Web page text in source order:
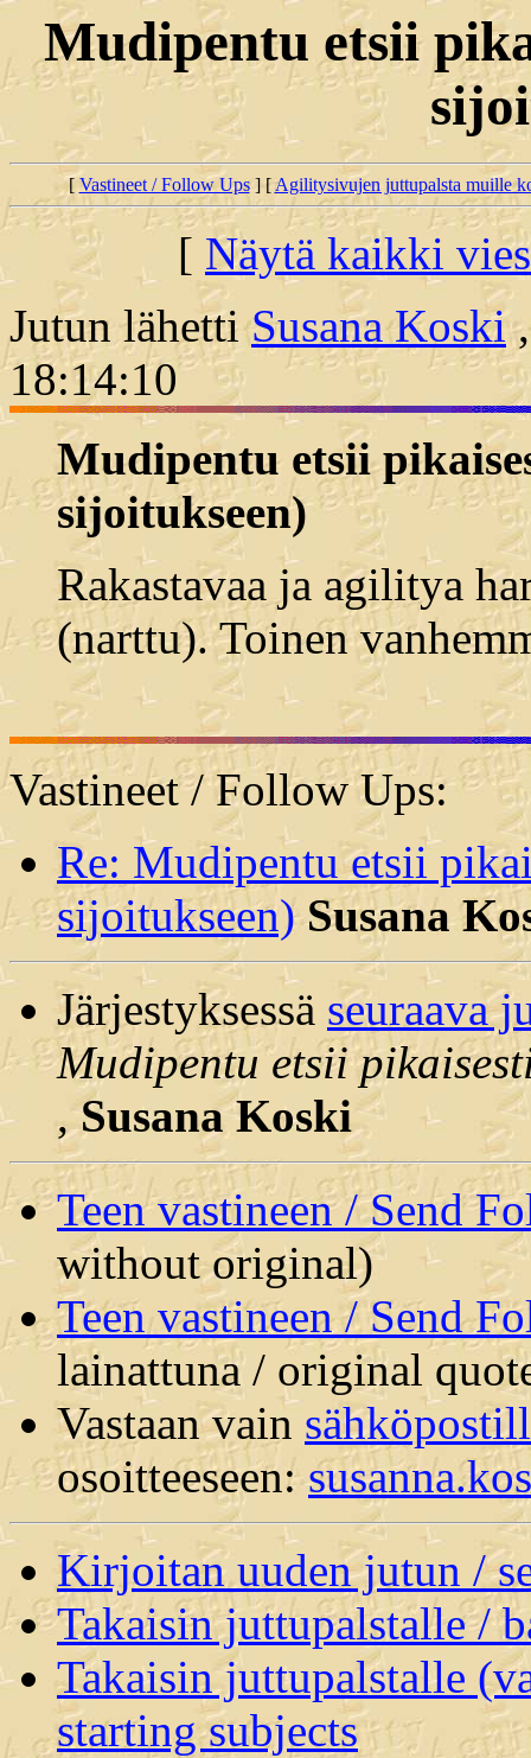
Mudipentu etsii
[ Vastineet / Follow Ups] [Agilitysivujen juttupalsta muille
[ Näytä kaikki
Jutun lähettiSusana Koski,
18:14:10
Mudipentu etsii
sijoitukseen)
Rakastavaa ja agilitya
(narttu). Toinen
Vastineet / Follow Ups:
Re: Mudipentu etsii
sijoitukseen) Susana
Järjestyksessä seuraava
Mudipentu etsii
,Susana Koski
Teen vastineen / Send
without original)
Teen vastineen / Send
lainattuna / original
Vastaan vain
osoitteeseen:
Kirjoitan uuden jutun /
Takaisin juttupalstalle /
Takaisin juttupalstalle
starting subjects